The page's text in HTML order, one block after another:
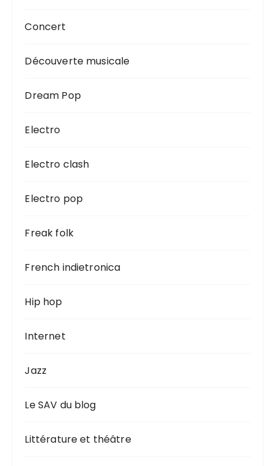
Concert
Découverte musicale
Dream Pop
Electro
Electro clash
Electro pop
Freak folk
French indietronica
Hip hop
Internet
Jazz
Le SAV du blog
Littérature et théâtre